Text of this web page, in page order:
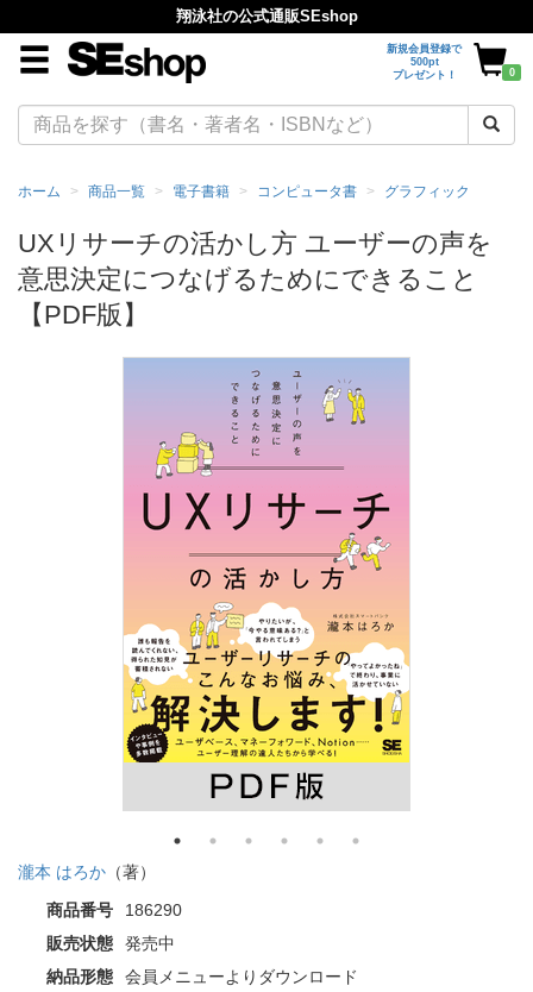
翔泳社の公式通販SEshop
新規会員登録で
500pt
プレゼント！
0
ホーム 商品一覧 電子書籍 コンピュータ書 グラフィック
UXリサーチの活かし方 ユーザーの声を
意思決定につなげるためにできること
【PDF版】
瀧本 はろか （著）
商品番号
186290
販売状態
発売中
納品形態
会員メニューよりダウンロード